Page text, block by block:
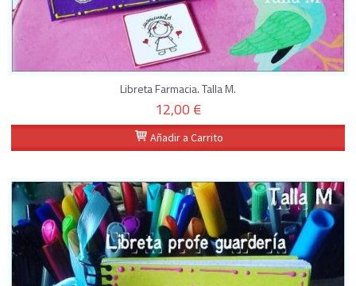
Libreta Farmacia. Talla M.
12,00 €
Añadir a Carrito